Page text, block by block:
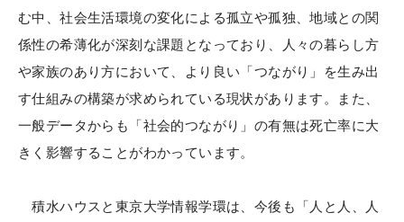
む中、社会生活環境の変化による孤立や孤独、地域との関
係性の希薄化が深刻な課題となっており、人々の暮らし方
や家族のあり方において、より良い「つながり」を生み出
す仕組みの構築が求められている現状があります。また、
一般データからも「社会的つながり」の有無は死亡率に大
きく影響することがわかっています。
積水ハウスと東京大学情報学環は、今後も「人と人、人